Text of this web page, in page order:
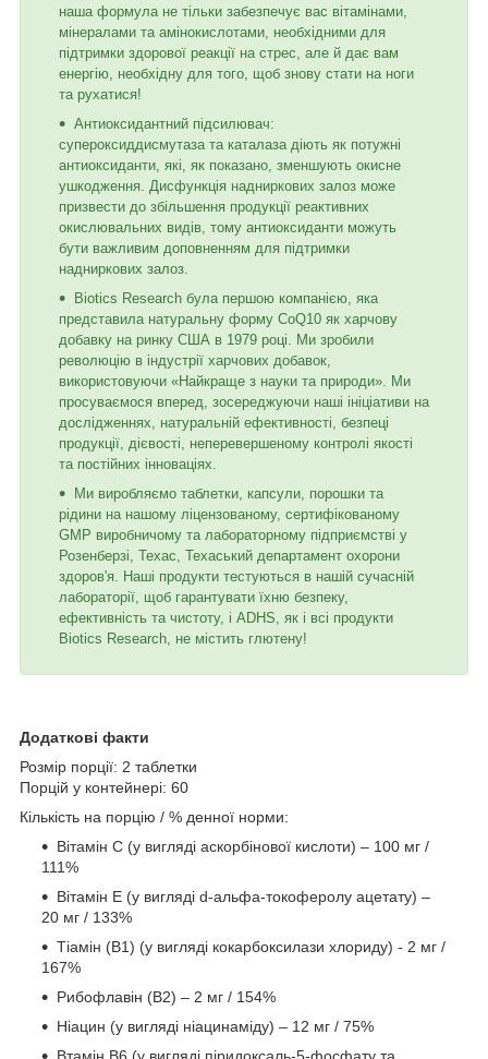
наша формула не тільки забезпечує вас вітамінами,
мінералами та амінокислотами, необхідними для
підтримки здорової реакції на стрес, але й дає вам
енергію, необхідну для того, щоб знову стати на ноги
та рухатися!
Антиоксидантний підсилювач:
супероксиддисмутаза та каталаза діють як потужні
антиоксиданти, які, як показано, зменшують окисне
ушкодження. Дисфункція надниркових залоз може
призвести до збільшення продукції реактивних
окислювальних видів, тому антиоксиданти можуть
бути важливим доповненням для підтримки
надниркових залоз.
Biotics Research була першою компанією, яка
представила натуральну форму CoQ10 як харчову
добавку на ринку США в 1979 році. Ми зробили
революцію в індустрії харчових добавок,
використовуючи «Найкраще з науки та природи». Ми
просуваємося вперед, зосереджуючи наші ініціативи на
дослідженнях, натуральній ефективності, безпеці
продукції, дієвості, неперевершеному контролі якості
та постійних інноваціях.
Ми виробляємо таблетки, капсули, порошки та
рідини на нашому ліцензованому, сертифікованому
GMP виробничому та лабораторному підприємстві у
Розенберзі, Техас, Техаський департамент охорони
здоров'я. Наші продукти тестуються в нашій сучасній
лабораторії, щоб гарантувати їхню безпеку,
ефективність та чистоту, і ADHS, як і всі продукти
Biotics Research, не містить глютену!
Додаткові факти
Розмір порції: 2 таблетки
Порцій у контейнері: 60
Кількість на порцію / % денної норми:
Вітамін C (у вигляді аскорбінової кислоти) – 100 мг /
111%
Вітамін E (у вигляді d-альфа-токоферолу ацетату) –
20 мг / 133%
Тіамін (B1) (у вигляді кокарбоксилази хлориду) - 2 мг /
167%
Рибофлавін (B2) – 2 мг / 154%
Ніацин (у вигляді ніацинаміду) – 12 мг / 75%
Втамін B6 (у вигляді піридоксаль-5-фосфату та